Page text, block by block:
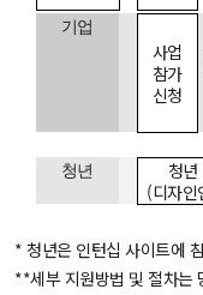
기업
사업
참가
신청
청년
청
(디자인
* 청년은 인턴십 사이트에
**세부 지원방법 및 절차는